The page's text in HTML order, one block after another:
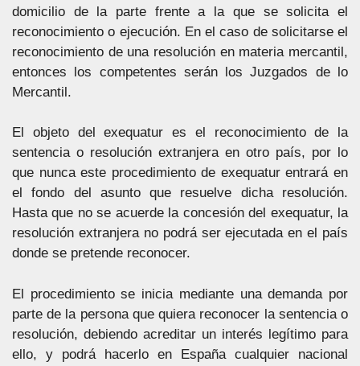
domicilio de la parte frente a la que se solicita el
reconocimiento o ejecución. En el caso de solicitarse el
reconocimiento de una resolución en materia mercantil,
entonces los competentes serán los Juzgados de lo
Mercantil.
El objeto del exequatur es el reconocimiento de la
sentencia o resolución extranjera en otro país, por lo
que nunca este procedimiento de exequatur entrará en
el fondo del asunto que resuelve dicha resolución.
Hasta que no se acuerde la concesión del exequatur, la
resolución extranjera no podrá ser ejecutada en el país
donde se pretende reconocer.
El procedimiento se inicia mediante una demanda por
parte de la persona que quiera reconocer la sentencia o
resolución, debiendo acreditar un interés legítimo para
ello, y podrá hacerlo en España cualquier nacional